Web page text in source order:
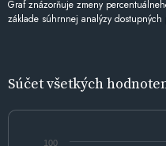
Graf znázorňuje zmeny
základe súhrnnej analýzy
Súčet všetkých
100